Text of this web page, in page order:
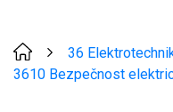
36
3610 Bezpečnost